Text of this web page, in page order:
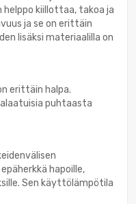
kiillottaa, takoa ja
ja se on erittäin
lisäksi materiaalilla on
erittäin halpa.
puhtaasta
hapoille,
Sen käyttölämpötila